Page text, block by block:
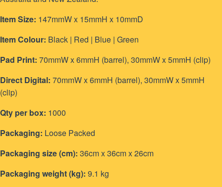
Item Size: 147mmW x 15mmH x 10mmD
Item Colour: Black | Red | Blue | Green
Pad Print: 70mmW x 6mmH (barrel), 30mmW x 5mmH (clip)
Direct Digital: 70mmW x 6mmH (barrel), 30mmW x 5mmH
(clip)
Qty per box: 1000
Packaging: Loose Packed
Packaging size (cm): 36cm x 36cm x 26cm
Packaging weight (kg): 9.1 kg